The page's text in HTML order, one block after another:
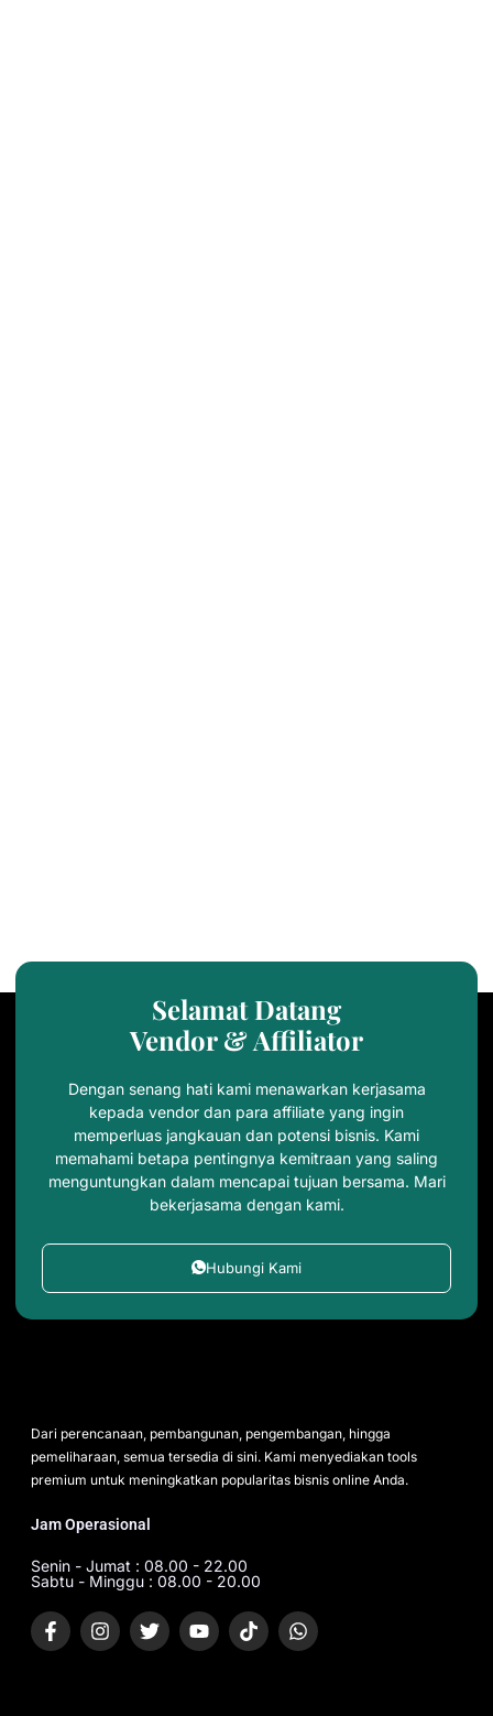
Selamat Datang
Vendor & Affiliator
Dengan senang hati kami menawarkan kerjasama
kepada vendor dan para affiliate yang ingin
memperluas jangkauan dan potensi bisnis. Kami
memahami betapa pentingnya kemitraan yang saling
menguntungkan dalam mencapai tujuan bersama. Mari
bekerjasama dengan kami.
Hubungi Kami
Dari perencanaan, pembangunan, pengembangan, hingga
pemeliharaan, semua tersedia di sini. Kami menyediakan tools
premium untuk meningkatkan popularitas bisnis online Anda.
Jam Operasional
Senin - Jumat : 08.00 - 22.00
Sabtu - Minggu : 08.00 - 20.00